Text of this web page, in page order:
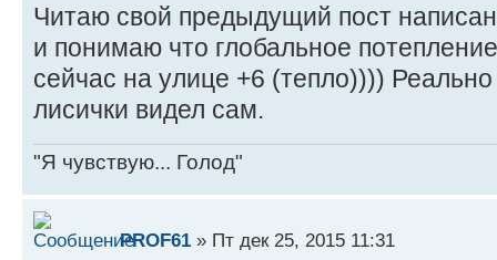
Читаю свой предыдущий пост
и понимаю что глобальное
сейчас на улице +6 (тепло))))
лисички видел сам.
"Я чувствую... Голод"
PROF61 » Пт дек 25, 2015 11:31